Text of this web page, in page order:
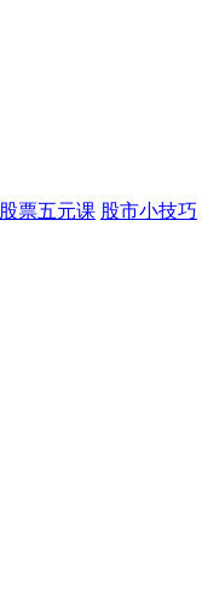
股票五元课 股市小技巧